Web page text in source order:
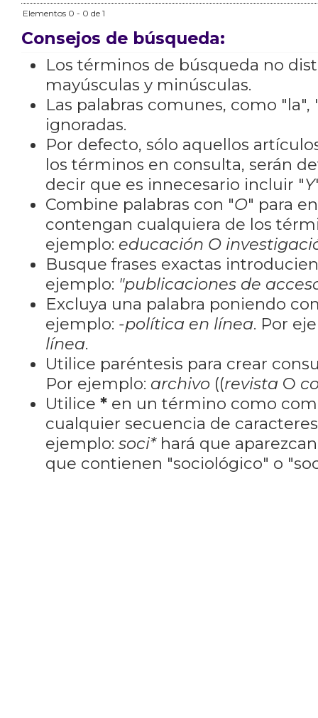
Elementos 0 - 0 de 1
Consejos de búsqueda:
Los términos de búsqueda no
mayúsculas y minúsculas.
Las palabras comunes, como "la",
ignoradas.
Por defecto, sólo aquellos
los términos en consulta, serán
decir que es innecesario incluir "Y
Combine palabras con "O" para
contengan cualquiera de los
ejemplo: educación O
Busque frases exactas
ejemplo: "publicaciones de
Excluya una palabra poniendo
ejemplo: -política en línea. Por
línea.
Utilice paréntesis para crear
Por ejemplo: archivo ((revista O
Utilice *en un término como
cualquier secuencia de
ejemplo: soci*hará que
que contienen "sociológico" o